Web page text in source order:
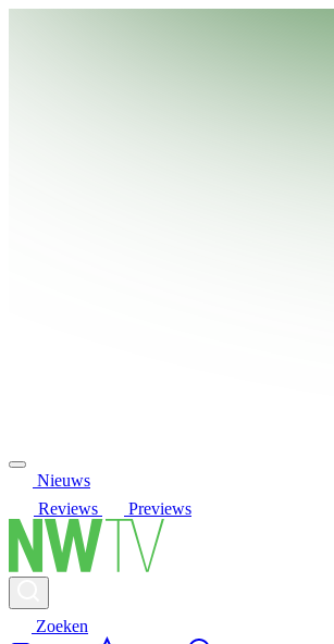
Nieuws
Reviews
Previews
Zoeken